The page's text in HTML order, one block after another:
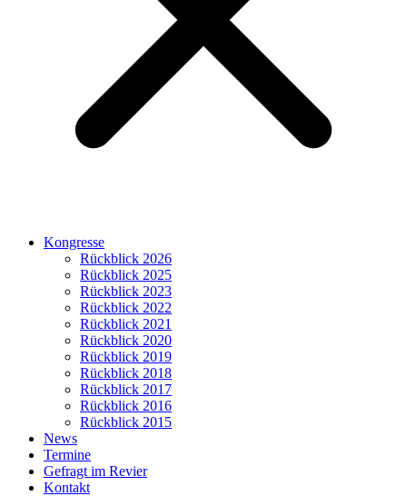
Kongresse
Rückblick 2026
Rückblick 2025
Rückblick 2023
Rückblick 2022
Rückblick 2021
Rückblick 2020
Rückblick 2019
Rückblick 2018
Rückblick 2017
Rückblick 2016
Rückblick 2015
News
Termine
Gefragt im Revier
Kontakt